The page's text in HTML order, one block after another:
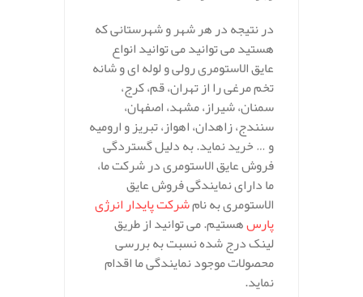
در نتیجه در هر شهر و شهرستانی که
هستید می توانید می توانید انواع
عایق الاستومری رولی و لوله ای و شانه
تخم مرغی را از تهران، قم، کرج،
سمنان، شیراز، مشهد، اصفهان،
سنندج، زاهدان، اهواز، تبریز و ارومیه
و … خرید نماید. به دلیل گستردگی
فروش عایق الاستومری در شرکت ما،
ما دارای نمایندگی فروش عایق
الاستومری به نامشرکت پایدار انرژی
پارسهستیم. می توانید از طریق
لینک درج شده نسبت به بررسی
محصولات موجود نمایندگی ما اقدام
نماید.